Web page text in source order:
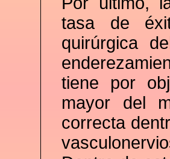
tasa de
quirúrgica
tiene por
mayor del
correcta